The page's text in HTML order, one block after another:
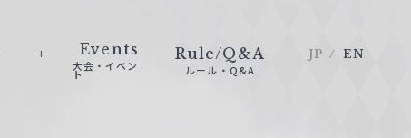
Events
大会・イベン
ト
Rule/Q&A
ルール・Q&A
JP EN